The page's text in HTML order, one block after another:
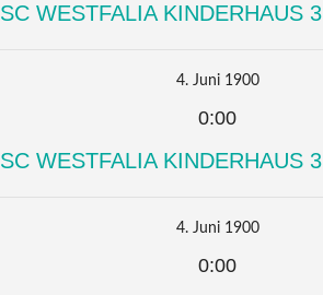
SC WESTFALIA KINDERHAUS 3
4. Juni 1900
0:00
SC WESTFALIA KINDERHAUS 3
4. Juni 1900
0:00